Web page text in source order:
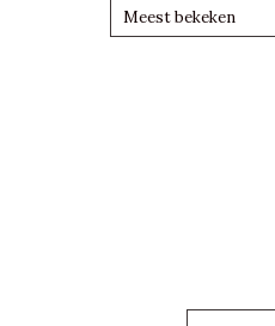
Meest bekeken